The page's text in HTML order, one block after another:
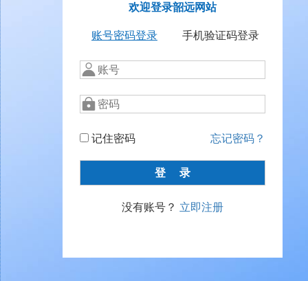
欢迎登录韶远网站
账号密码登录 手机验证码登录
记住密码 忘记密码？
没有账号？ 立即注册